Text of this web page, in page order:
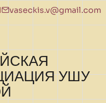
vaseckis.v@gmail.com
УШУ